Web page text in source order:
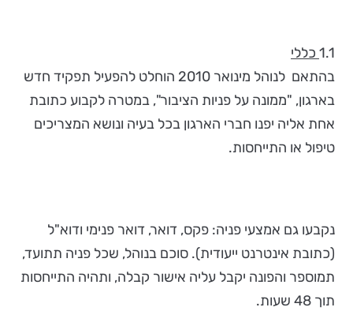
1.1 כללי
בהתאם לנוהל מינואר 2010 הוחלט להפעיל תפקיד חדש
בארגון, "ממונה על פניות הציבור", במטרה לקבוע כתובת
אחת אליה יפנו חברי הארגון בכל בעיה ונושא המצריכים
טיפול או התייחסות.
נקבעו גם אמצעי פניה: פקס, דואר, דואר פנימי ודוא"ל
(כתובת אינטרנט ייעודית). סוכם בנוהל, שכל פניה תתועד,
תמוספר והפונה יקבל עליה אישור קבלה, ותהיה התייחסות
תוך 48 שעות.